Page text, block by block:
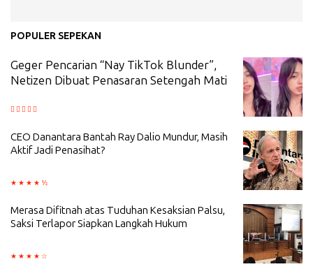
POPULER SEPEKAN
Geger Pencarian “Nay TikTok Blunder”,
Netizen Dibuat Penasaran Setengah Mati
CEO Danantara Bantah Ray Dalio Mundur, Masih
Aktif Jadi Penasihat?
Merasa Difitnah atas Tuduhan Kesaksian Palsu,
Saksi Terlapor Siapkan Langkah Hukum